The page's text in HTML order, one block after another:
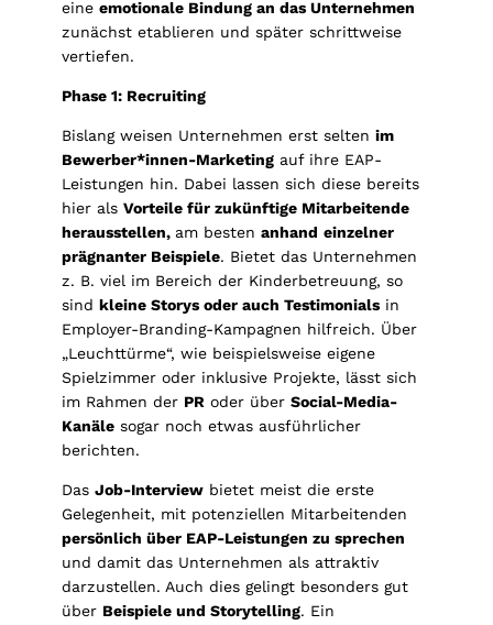
eine emotionale Bindung an das Unternehmen
zunächst etablieren und später schrittweise
vertiefen.
Phase 1: Recruiting
Bislang weisen Unternehmen erst selten im
Bewerber*innen-Marketing auf ihre EAP-
Leistungen hin. Dabei lassen sich diese bereits
hier als Vorteile für zukünftige Mitarbeitende
herausstellen, am besten anhand einzelner
prägnanter Beispiele. Bietet das Unternehmen
z. B. viel im Bereich der Kinderbetreuung, so
sind kleine Storys oder auch Testimonials in
Employer-Branding-Kampagnen hilfreich. Über
„Leuchttürme“, wie beispielsweise eigene
Spielzimmer oder inklusive Projekte, lässt sich
im Rahmen der PR oder über Social-Media-
Kanäle sogar noch etwas ausführlicher
berichten.
Das Job-Interview bietet meist die erste
Gelegenheit, mit potenziellen Mitarbeitenden
persönlich über EAP-Leistungen zu sprechen
und damit das Unternehmen als attraktiv
darzustellen. Auch dies gelingt besonders gut
über Beispiele und Storytelling. Ein